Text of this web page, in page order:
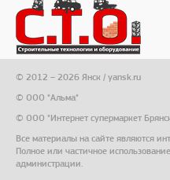
© 2012 – 2026 Янск / yansk.ru
© ООО "Альма"
© ООО "Интернет супермаркет
Все материалы на сайте являются
Полное или частичное
администрации.